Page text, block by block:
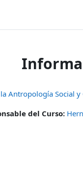
Antropología Social y
del Curso: